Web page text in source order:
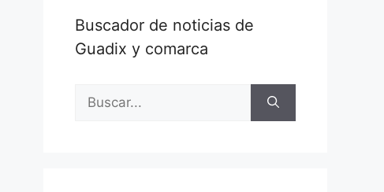
Buscador de noticias de
Guadix y comarca
Buscar: